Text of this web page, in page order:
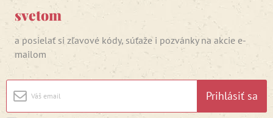
svetom
a posielať si zľavové kódy, súťaže i pozvánky na akcie e-
mailom
Prihlásiť sa